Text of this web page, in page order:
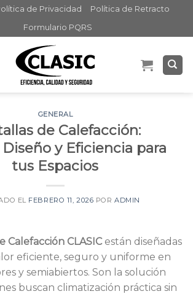
de Privacidad
Política de Retracto
Formulario PQRS
GENERAL
de Calefacción:
y Eficiencia para
tus Espacios
EL FEBRERO 11, 2026 PORADMIN
Calefacción CLASICestán diseñadas
eficiente, seguro y uniforme en
y semiabiertos. Son la solución
buscan climatización práctica sin